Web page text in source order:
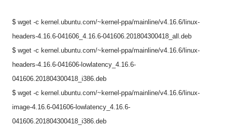
$ wget -c kernel.ubuntu.com/~kernel-ppa/mainline/v4.16.6/linux-
headers-4.16.6-041606_4.16.6-041606.201804300418_all.deb
$ wget -c kernel.ubuntu.com/~kernel-ppa/mainline/v4.16.6/linux-
headers-4.16.6-041606-lowlatency_4.16.6-
041606.201804300418_i386.deb
$ wget -c kernel.ubuntu.com/~kernel-ppa/mainline/v4.16.6/linux-
image-4.16.6-041606-lowlatency_4.16.6-
041606.201804300418_i386.deb